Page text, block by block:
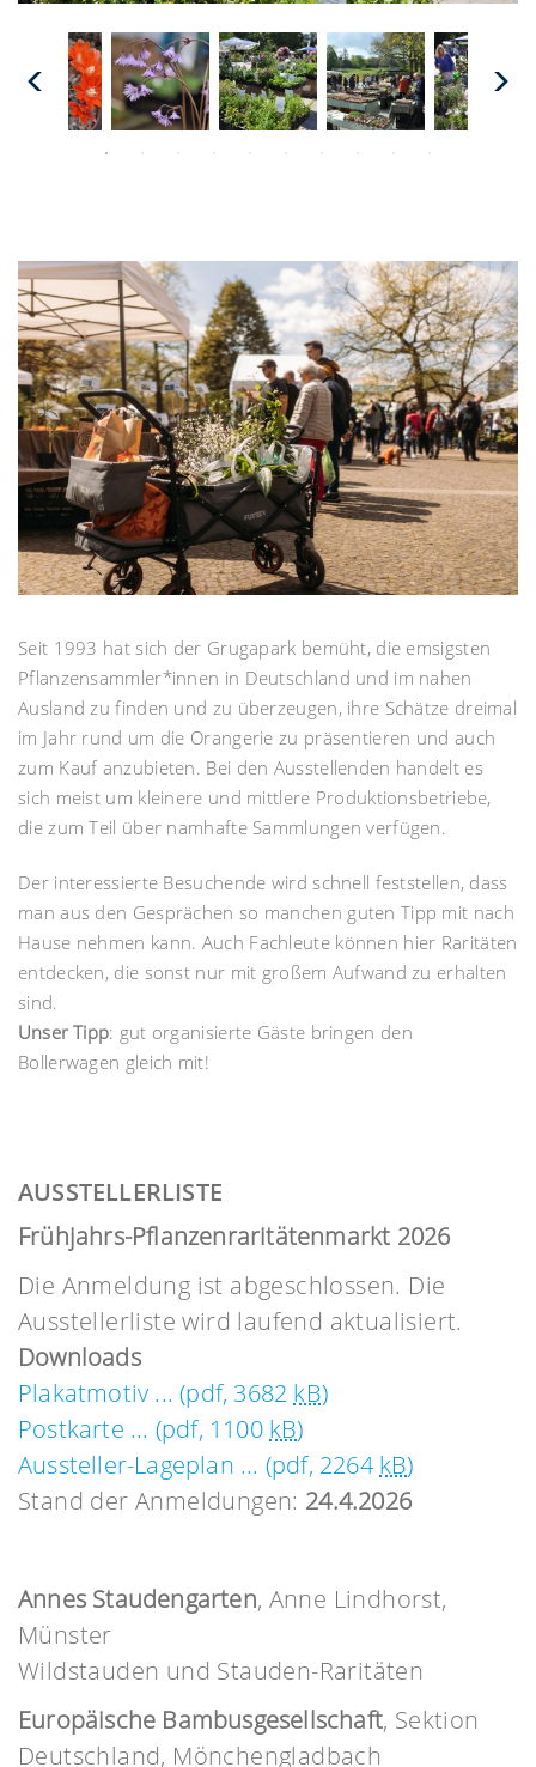
Seit 1993 hat sich der Grugapark bemüht, die emsigsten
Pflanzensammler*innen in Deutschland und im nahen
Ausland zu finden und zu überzeugen, ihre Schätze dreimal
im Jahr rund um die Orangerie zu präsentieren und auch
zum Kauf anzubieten. Bei den Ausstellenden handelt es
sich meist um kleinere und mittlere Produktionsbetriebe,
die zum Teil über namhafte Sammlungen verfügen.
Der interessierte Besuchende wird schnell feststellen, dass
man aus den Gesprächen so manchen guten Tipp mit nach
Hause nehmen kann. Auch Fachleute können hier Raritäten
entdecken, die sonst nur mit großem Aufwand zu erhalten
sind.
Unser Tipp: gut organisierte Gäste bringen den
Bollerwagen gleich mit!
AUSSTELLERLISTE
Frühjahrs-Pflanzenraritätenmarkt 2026
Die Anmeldung ist abgeschlossen. Die
Ausstellerliste wird laufend aktualisiert.
Downloads
Plakatmotiv ... (pdf, 3682 kB)
Postkarte ... (pdf, 1100 kB)
Aussteller-Lageplan ... (pdf, 2264kB)
Stand der Anmeldungen: 24.4.2026
Annes Staudengarten, Anne Lindhorst,
Münster
Wildstauden und Stauden-Raritäten
Europäische Bambusgesellschaft, Sektion
Deutschland, Mönchengladbach